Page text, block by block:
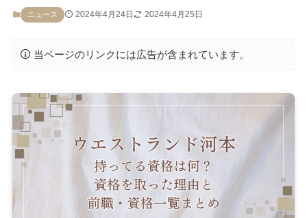
ニュース 2024年4月24日 2024年4月25日
当ページのリンクには広告が含まれています。